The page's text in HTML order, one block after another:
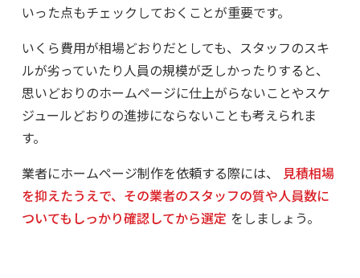
いった点もチェックしておくことが重要です。
いくら費用が相場どおりだとしても、スタッフのスキ
ルが劣っていたり人員の規模が乏しかったりすると、
思いどおりのホームページに仕上がらないことやスケ
ジュールどおりの進捗にならないことも考えられま
す。
業者にホームページ制作を依頼する際には、
見積相場
を抑えたうえで、その業者のスタッフの質や人員数に
ついてもしっかり確認してから選定 をしましょう。